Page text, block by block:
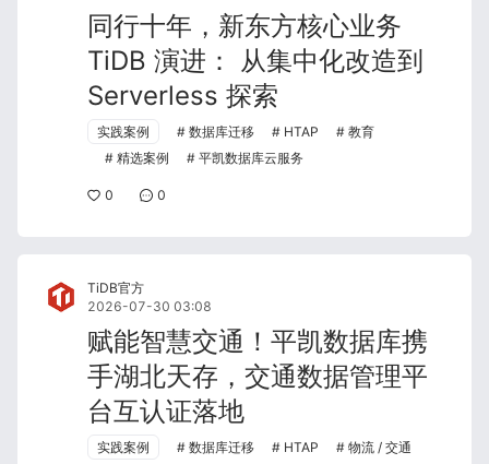
同行十年，新东方核心业务
TiDB 演进： 从集中化改造到
Serverless 探索
实践案例 数据库迁移 HTAP
教育
精选案例
平凯数据库云服务
0 0
TiDB官方
2026-07-30 03:08
赋能智慧交通！平凯数据库携
手湖北天存，交通数据管理平
台互认证落地
实践案例 数据库迁移 HTAP
物流 / 交通